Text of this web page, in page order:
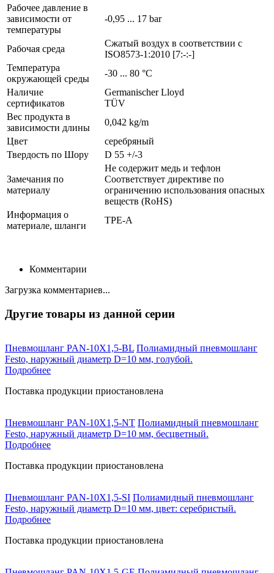
Рабочее давление в
зависимости от
температуры
-0,95 ... 17 bar
Рабочая среда
Сжатый воздух в соответствии с
ISO8573-1:2010 [7:-:-]
Температура
окружающей среды
-30 ... 80 °C
Наличие
сертификатов
Germanischer Lloyd
TÜV
Вес продукта в
зависимости длины
0,042 kg/m
Цвет
серебряный
Твердость по Шору
D 55 +/-3
Замечания по
материалу
Не содержит медь и тефлон
Соответствует директиве по
ограничению использования опасных
веществ (RoHS)
Информация о
материале, шланги
TPE-A
Комментарии
Загрузка комментариев...
Другие товары из данной серии
Пневмошланг PAN-10X1,5-BL Полиамидный пневмошланг
Festo, наружный диаметр D=10 мм, голубой.
Подробнее
Поставка продукции приостановлена
Пневмошланг PAN-10X1,5-NT Полиамидный пневмошланг
Festo, наружный диаметр D=10 мм, бесцветный.
Подробнее
Поставка продукции приостановлена
Пневмошланг PAN-10X1,5-SI Полиамидный пневмошланг
Festo, наружный диаметр D=10 мм, цвет: серебристый.
Подробнее
Поставка продукции приостановлена